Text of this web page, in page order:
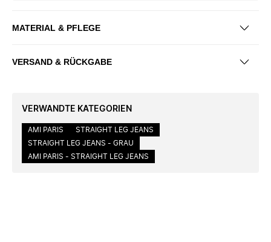
MATERIAL & PFLEGE
VERSAND & RÜCKGABE
VERWANDTE KATEGORIEN
AMI PARIS
STRAIGHT LEG JEANS
STRAIGHT LEG JEANS - GRAU
AMI PARIS - STRAIGHT LEG JEANS